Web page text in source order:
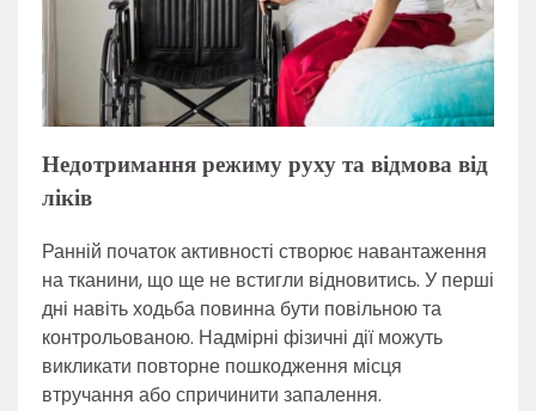
Недотримання режиму руху та відмова від
ліків
Ранній початок активності створює навантаження
на тканини, що ще не встигли відновитись. У перші
дні навіть ходьба повинна бути повільною та
контрольованою. Надмірні фізичні дії можуть
викликати повторне пошкодження місця
втручання або спричинити запалення.